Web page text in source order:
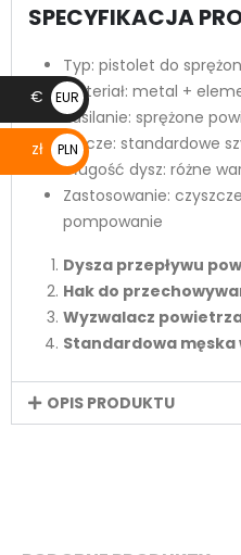
SPECYFIKACJA
Typ: pistolet do
Materiał: metal +
Zasilanie: sprężone
Złącze: standardowe
Długość dysz: różne
Zastosowanie:
pompowanie
Dysza przepływu
Hak do
Wyzwalacz
Standardowa
OPIS PRODUKTU
€
EUR
€
zł
PLN
zł